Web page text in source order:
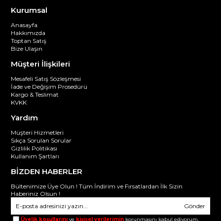
Kurumsal
Anasayfa
Hakkımızda
Toptan Satış
Bize Ulaşın
Müşteri İlişkileri
Mesafeli Satış Sözleşmesi
İade ve Değişim Prosedürü
Kargo & Teslimat
KVKK
Yardım
Müşteri Hizmetleri
Sıkça Sorulan Sorular
Gizlilik Politikası
Kullanım Şartları
BİZDEN HABERLER
Bültenimize Üye Olun ! Tüm İndirim ve Fırsatlardan İlk Sizin
Haberiniz Olsun !
Gönder
Üyelik koşullarını ve kişisel verilerimin korunmasını kabul ediyorum.